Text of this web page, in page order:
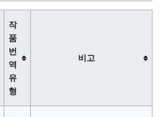
작
품
번
역
유
형
비고